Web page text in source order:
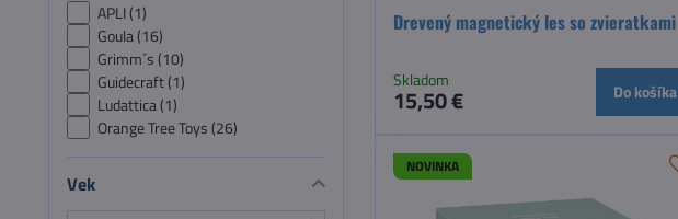
Drevený magnetický les so zvieratkami
Skladom
15,50 € Do košíka
NOVINKA
APLI (1)
Goula (16)
Grimm´s (10)
Guidecraft (1)
Ludattica (1)
Orange Tree Toys (26)
Vek